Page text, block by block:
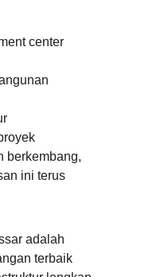
center
berkembang,
ini terus
adalah
terbaik